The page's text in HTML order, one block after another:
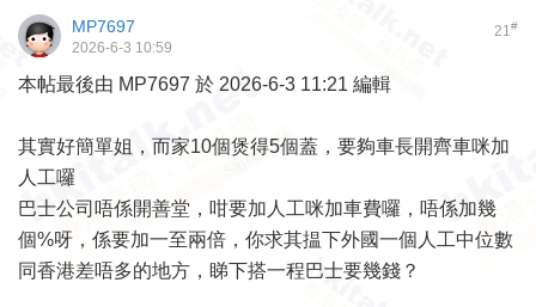
21#
MP7697
2026-6-3 10:59
本帖最後由 MP7697 於 2026-6-3 11:21 編輯
其實好簡單姐，而家10個煲得5個蓋，要夠車長開齊車咪加
人工囉
巴士公司唔係開善堂，咁要加人工咪加車費囉，唔係加幾
個%呀，係要加一至兩倍，你求其揾下外國一個人工中位數
同香港差唔多的地方，睇下搭一程巴士要幾錢？